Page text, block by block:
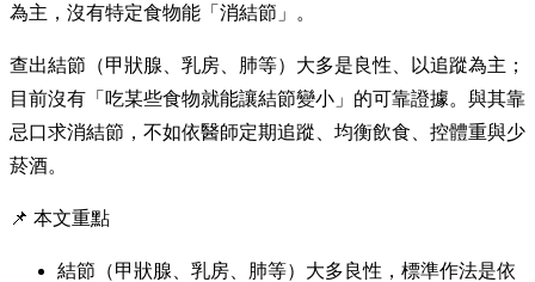
為主，沒有特定食物能「消結節」。
查出結節（甲狀腺、乳房、肺等）大多是良性、以追蹤為主；
目前沒有「吃某些食物就能讓結節變小」的可靠證據。與其靠
忌口求消結節，不如依醫師定期追蹤、均衡飲食、控體重與少
菸酒。
📌 本文重點
結節（甲狀腺、乳房、肺等）大多良性，標準作法是依